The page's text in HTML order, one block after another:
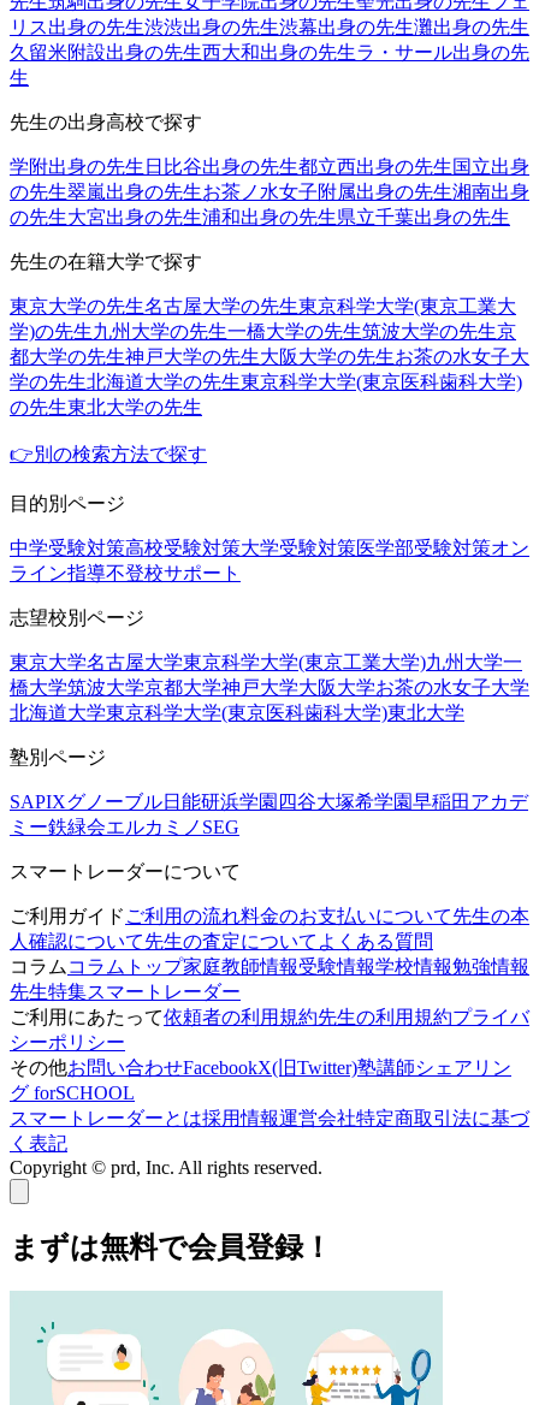
リス出身の先生渋渋出身の先生渋幕出身の先生灘出身の先生
久留米附設出身の先生西大和出身の先生ラ・サール出身の先
生
先生の出身高校で探す
学附出身の先生 日比谷出身の先生都立西出身の先生国立出身
の先生翠嵐出身の先生お茶ノ水女子附属出身の先生湘南出身
の先生大宮出身の先生浦和出身の先生県立千葉出身の先生
先生の在籍大学で探す
東京大学の先生名古屋大学の先生東京科学大学(東京工業大
学)の先生九州大学の先生一橋大学の先生筑波大学の先生京
都大学の先生神戸大学の先生大阪大学の先生お茶の水女子大
学の先生北海道大学の先生東京科学大学(東京医科歯科大学)
の先生東北大学の先生
👉別の検索方法で探す
目的別ページ
中学受験対策高校受験対策大学受験対策医学部受験対策オン
ライン指導不登校サポート
志望校別ページ
東京大学名古屋大学東京科学大学(東京工業大学)九州大学一
橋大学筑波大学京都大学神戸大学大阪大学お茶の水女子大学
北海道大学東京科学大学(東京医科歯科大学)東北大学
塾別ページ
SAPIXグノーブル日能研浜学園 四谷大塚希学園早稲田アカデ
ミー鉄緑会エルカミノ SEG
スマートレーダーについて
ご利用ガイド ご利用の流れ料金のお支払いについて先生の本
人確認について先生の査定について よくある質問
コラム コラムトップ家庭教師情報受験情報学校情報勉強情報
先生特集スマートレーダー
ご利用にあたって依頼者の利用規約先生の利用規約プライバ
シーポリシー
その他お問い合わせFacebookX(旧Twitter)塾講師シェアリン
グ forSCHOOL
スマートレーダーとは採用情報運営会社特定商取引法に基づ
く表記
Copyright © prd, Inc. All rights reserved.
まずは無料で会員登録！